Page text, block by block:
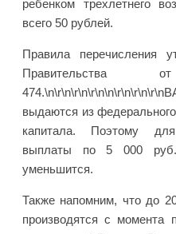
ребенком трехлетнего
всего 50 рублей.
Правила перечисления
выдаются из
капитала. Поэтому
выплаты по 5 000
уменьшится.
Также напомним, что до
производятся с